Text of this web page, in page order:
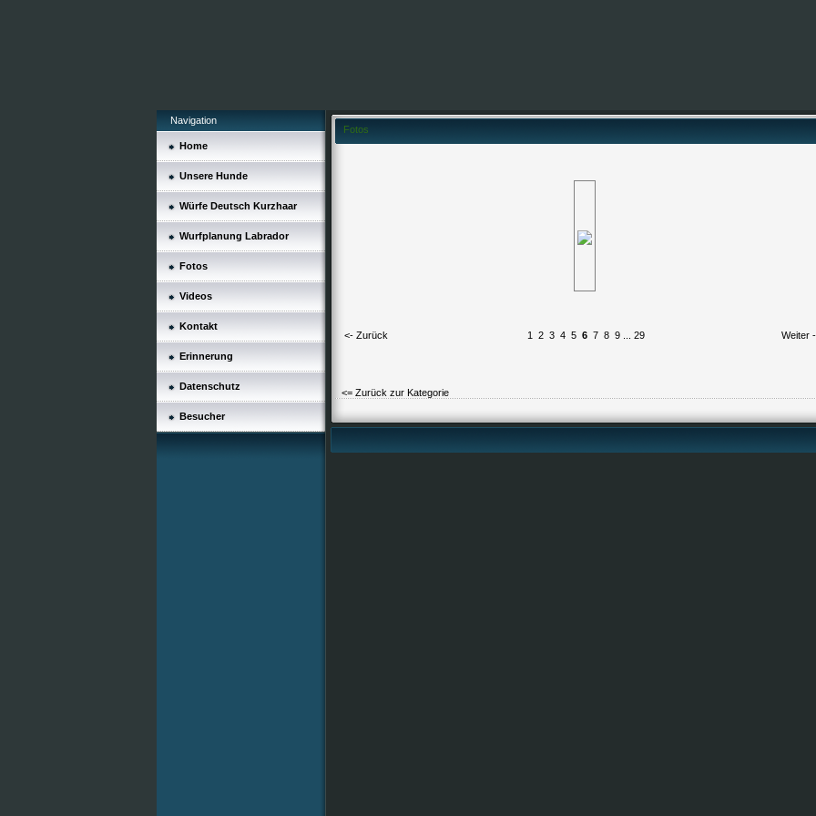
Navigation
Home
Unsere Hunde
Würfe Deutsch Kurzhaar
Wurfplanung Labrador
Fotos
Videos
Kontakt
Erinnerung
Datenschutz
Besucher
Fotos
<- Zurück 1 2 3 4 5 6 7 8 9... 29 Weiter
<= Zurück zur Kategorie